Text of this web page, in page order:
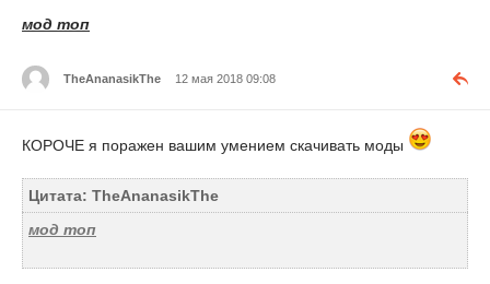
мод топ
TheAnanasikThe 12 мая 2018 09:08
КОРОЧЕ я поражен вашим умением скачивать моды
Цитата: TheAnanasikThe
мод топ